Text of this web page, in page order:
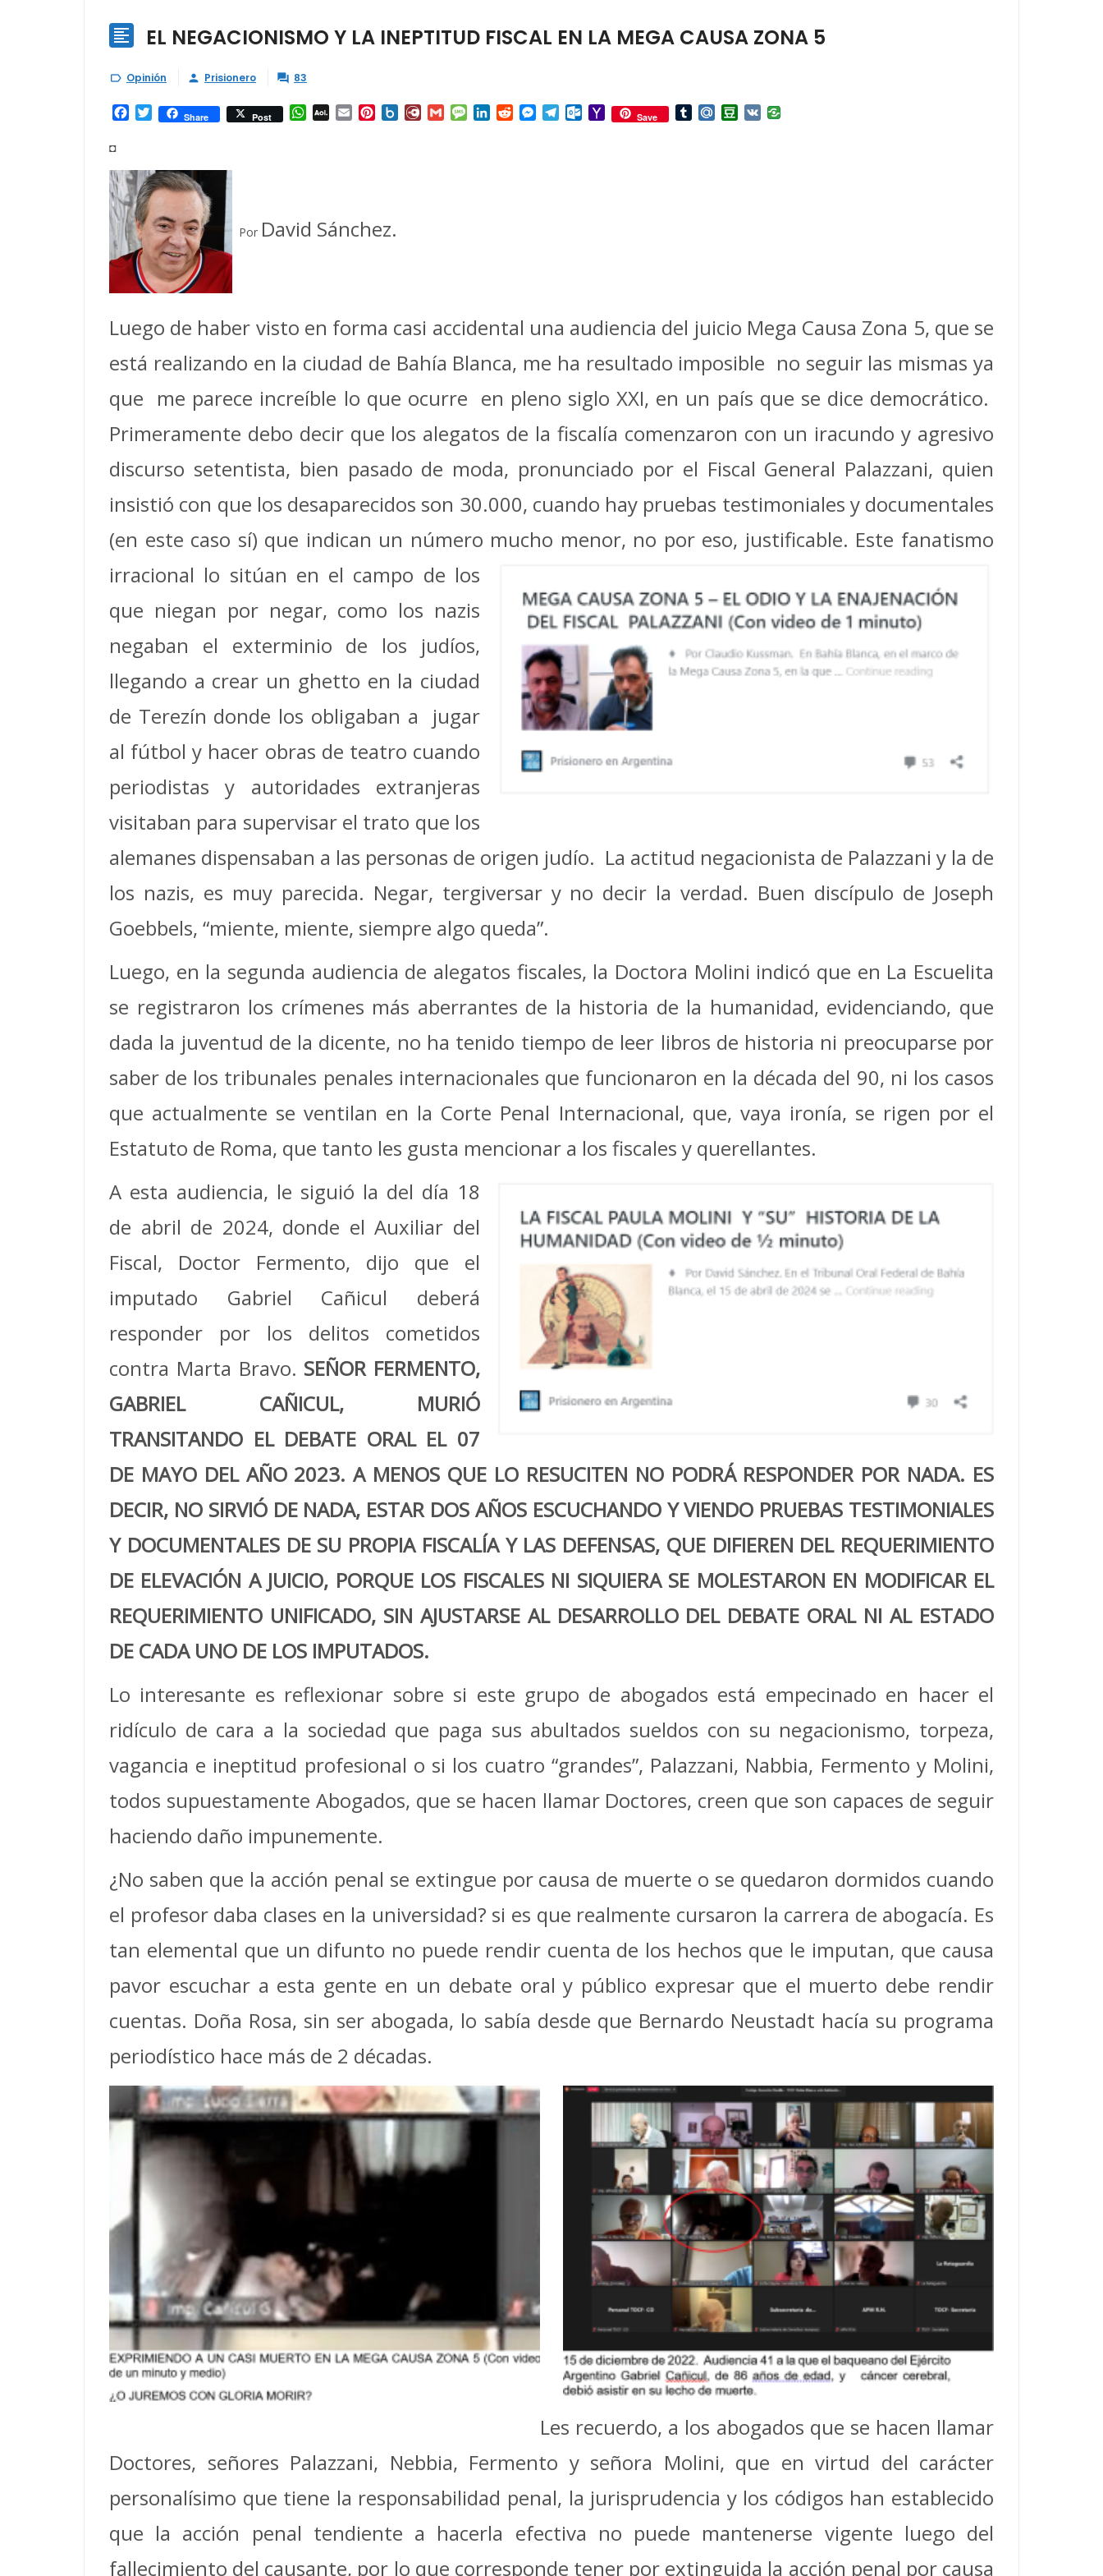
 EL NEGACIONISMO Y LA INEPTITUD FISCAL EN LA MEGA CAUSA ZONA 5
 Opinión  Prisionero  83
Facebook
TwitterShare Post WhatsApp
AOL Email Pinterest
Box.netDiary.RuGmailMessage
LinkedInRedditMessenger
TelegramOutlook.com
YahooSave TumblrMail.RuDouban
VK
◘
Por David Sánchez.
Luego de haber visto en forma casi accidental una audiencia del juicio Mega Causa Zona 5, que se
está realizando en la ciudad de Bahía Blanca, me ha resultado imposible no seguir las mismas ya
que me parece increíble lo que ocurre en pleno siglo XXI, en un país que se dice democrático.
Primeramente debo decir que los alegatos de la fiscalía comenzaron con un iracundo y agresivo
discurso setentista, bien pasado de moda, pronunciado por el Fiscal General Palazzani, quien
insistió con que los desaparecidos son 30.000, cuando hay pruebas testimoniales y documentales
(en este caso sí) que indican un número mucho menor, no por eso, justificable. Este fanatismo
irracional lo sitúan en el campo de los
que niegan por negar, como los nazis
negaban el exterminio de los judíos,
llegando a crear un ghetto en la ciudad
de Terezín donde los obligaban a jugar
al fútbol y hacer obras de teatro cuando
periodistas y autoridades extranjeras
visitaban para supervisar el trato que los
alemanes dispensaban a las personas de origen judío. La actitud negacionista de Palazzani y la de
los nazis, es muy parecida. Negar, tergiversar y no decir la verdad. Buen discípulo de Joseph
Goebbels, “miente, miente, siempre algo queda”.
Luego, en la segunda audiencia de alegatos fiscales, la Doctora Molini indicó que en La Escuelita
se registraron los crímenes más aberrantes de la historia de la humanidad, evidenciando, que
dada la juventud de la dicente, no ha tenido tiempo de leer libros de historia ni preocuparse por
saber de los tribunales penales internacionales que funcionaron en la década del 90, ni los casos
que actualmente se ventilan en la Corte Penal Internacional, que, vaya ironía, se rigen por el
Estatuto de Roma, que tanto les gusta mencionar a los fiscales y querellantes.
A esta audiencia, le siguió la del día 18
de abril de 2024, donde el Auxiliar del
Fiscal, Doctor Fermento, dijo que el
imputado Gabriel Cañicul deberá
responder por los delitos cometidos
contra Marta Bravo. SEÑOR FERMENTO,
GABRIEL CAÑICUL, MURIÓ
TRANSITANDO EL DEBATE ORAL EL 07
DE MAYO DEL AÑO 2023. A MENOS QUE LO RESUCITEN NO PODRÁ RESPONDER POR NADA. ES
DECIR, NO SIRVIÓ DE NADA, ESTAR DOS AÑOS ESCUCHANDO Y VIENDO PRUEBAS TESTIMONIALES
Y DOCUMENTALES DE SU PROPIA FISCALÍA Y LAS DEFENSAS, QUE DIFIEREN DEL REQUERIMIENTO
DE ELEVACIÓN A JUICIO, PORQUE LOS FISCALES NI SIQUIERA SE MOLESTARON EN MODIFICAR EL
REQUERIMIENTO UNIFICADO, SIN AJUSTARSE AL DESARROLLO DEL DEBATE ORAL NI AL ESTADO
DE CADA UNO DE LOS IMPUTADOS.
Lo interesante es reflexionar sobre si este grupo de abogados está empecinado en hacer el
ridículo de cara a la sociedad que paga sus abultados sueldos con su negacionismo, torpeza,
vagancia e ineptitud profesional o si los cuatro “grandes”, Palazzani, Nabbia, Fermento y Molini,
todos supuestamente Abogados, que se hacen llamar Doctores, creen que son capaces de seguir
haciendo daño impunemente.
¿No saben que la acción penal se extingue por causa de muerte o se quedaron dormidos cuando
el profesor daba clases en la universidad? si es que realmente cursaron la carrera de abogacía. Es
tan elemental que un difunto no puede rendir cuenta de los hechos que le imputan, que causa
pavor escuchar a esta gente en un debate oral y público expresar que el muerto debe rendir
cuentas. Doña Rosa, sin ser abogada, lo sabía desde que Bernardo Neustadt hacía su programa
periodístico hace más de 2 décadas.
Les recuerdo, a los abogados que se hacen llamar
Doctores, señores Palazzani, Nebbia, Fermento y señora Molini, que en virtud del carácter
personalísimo que tiene la responsabilidad penal, la jurisprudencia y los códigos han establecido
que la acción penal tendiente a hacerla efectiva no puede mantenerse vigente luego del
fallecimiento del causante, por lo que corresponde tener por extinguida la acción penal por causa